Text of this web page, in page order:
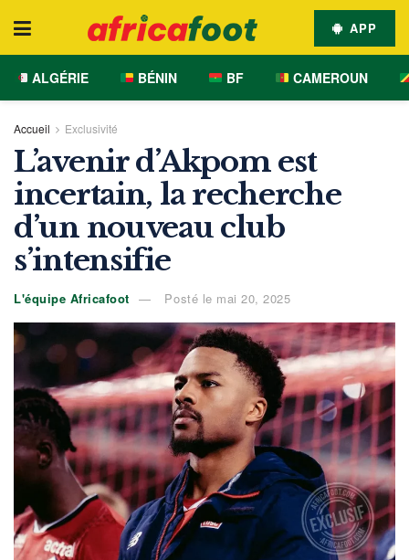
APP
ALGÉRIE BÉNIN BF CAMEROUN
Accueil Exclusivité
L’avenir d’Akpom est
incertain, la recherche
d’un nouveau club
s’intensifie
L'équipe Africafoot Posté le mai 20, 2025